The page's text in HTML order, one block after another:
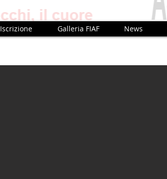
Iscrizione Galleria FIAF News